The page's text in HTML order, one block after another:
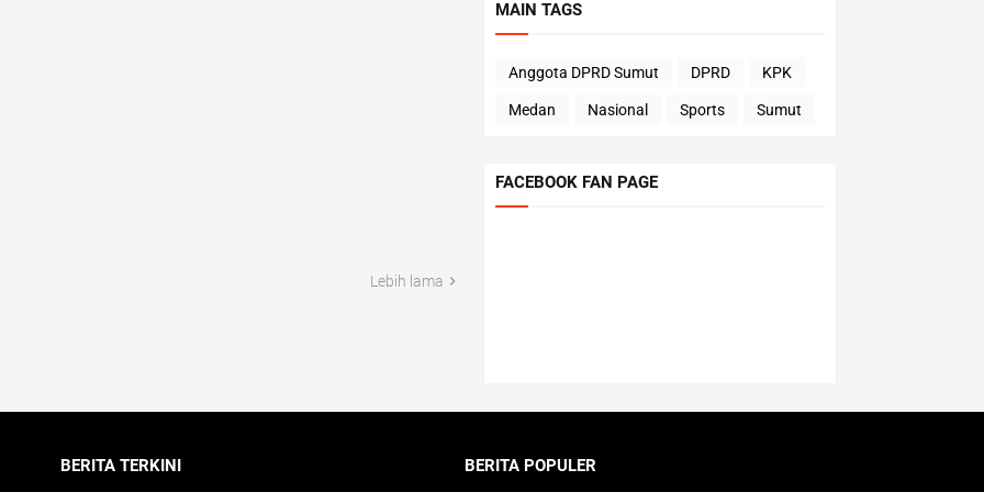
Lebih lama
MAIN TAGS
Anggota DPRD Sumut DPRD KPK
Medan Nasional Sports Sumut
FACEBOOK FAN PAGE
BERITA TERKINI BERITA POPULER